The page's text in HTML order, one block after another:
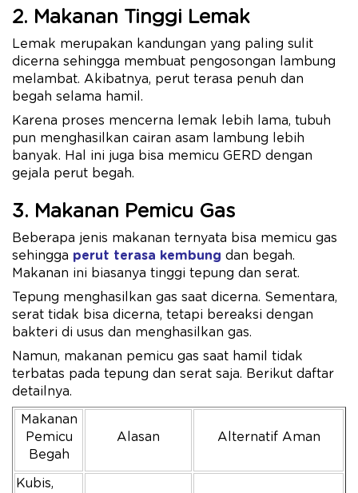
2. Makanan Tinggi Lemak
Lemak merupakan kandungan yang paling sulit
dicerna sehingga membuat pengosongan lambung
melambat. Akibatnya, perut terasa penuh dan
begah selama hamil.
Karena proses mencerna lemak lebih lama, tubuh
pun menghasilkan cairan asam lambung lebih
banyak. Hal ini juga bisa memicu GERD dengan
gejala perut begah.
3. Makanan Pemicu Gas
Beberapa jenis makanan ternyata bisa memicu gas
sehingga perut terasa kembung dan begah.
Makanan ini biasanya tinggi tepung dan serat.
Tepung menghasilkan gas saat dicerna. Sementara,
serat tidak bisa dicerna, tetapi bereaksi dengan
bakteri di usus dan menghasilkan gas.
Namun, makanan pemicu gas saat hamil tidak
terbatas pada tepung dan serat saja. Berikut daftar
detailnya.
Makanan
Pemicu
Begah
Alasan Alternatif Aman
Kubis,